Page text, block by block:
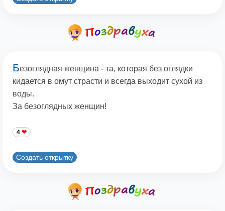
Безоглядная женщина - та, которая без оглядки
кидается в омут страсти и всегда выходит сухой из
воды.
За безоглядных женщин!
4
Создать открытку